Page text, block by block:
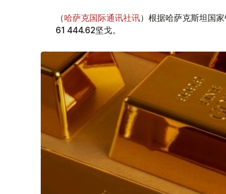
（哈萨克国际通讯社讯）根据哈萨克斯坦国
61 444.62坚戈。